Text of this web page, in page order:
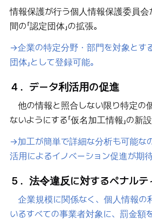
情報保護が行う個人情報保護委員会
間の「認定団体」の拡張。
→企業の特定分野・部門を対象とす
団体」として登録可能。
４．データ利活用の促進
他の情報と照合しない限り特定の
ないようにする「仮名加工情報」の新設
→加工が簡単で詳細な分析も可能な
活用によるイノベーション促進が期待
５．法令違反に対するペナル
企業規模に関係なく、個人情報の
いるすべての事業者対象に、罰金額